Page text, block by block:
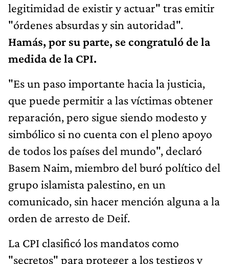
legitimidad de existir y actuar" tras emitir
"órdenes absurdas y sin autoridad".
Hamás, por su parte, se congratuló de la
medida de la CPI.
"Es un paso importante hacia la justicia,
que puede permitir a las víctimas obtener
reparación, pero sigue siendo modesto y
simbólico si no cuenta con el pleno apoyo
de todos los países del mundo", declaró
Basem Naim, miembro del buró político del
grupo islamista palestino, en un
comunicado, sin hacer mención alguna a la
orden de arresto de Deif.
La CPI clasificó los mandatos como
"secretos" para proteger a los testigos y